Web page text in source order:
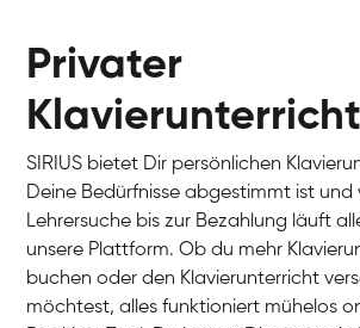
Charlotte
Privater
Klavierunterricht
SIRIUS bietet Dir persönlichen
Deine Bedürfnisse abgestimmt ist und
Lehrersuche bis zur Bezahlung läuft
unsere Plattform. Ob du mehr
buchen oder den Klavierunterricht
möchtest, alles funktioniert mühelos